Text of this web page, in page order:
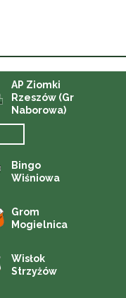
AP Ziomki
Rzeszów (Gr
Naborowa)
Bingo
Wiśniowa
Grom
Mogielnica
Wisłok
Strzyżów